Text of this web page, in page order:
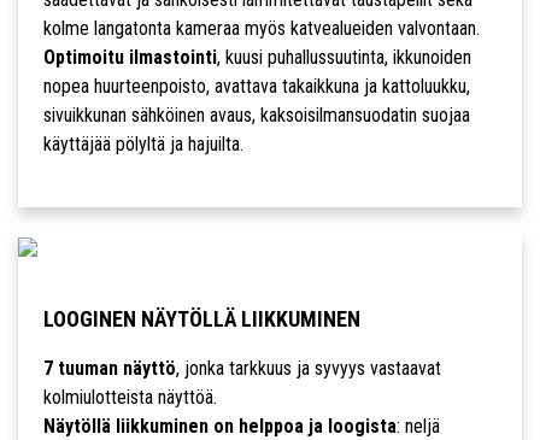
kolme langatonta kameraa myös katvealueiden valvontaan.
Optimoitu ilmastointi, kuusi puhallussuutinta, ikkunoiden
nopea huurteenpoisto, avattava takaikkuna ja kattoluukku,
sivuikkunan sähköinen avaus, kaksoisilmansuodatin suojaa
käyttäjää pölyltä ja hajuilta.
LOOGINEN NÄYTÖLLÄ LIIKKUMINEN
7 tuuman näyttö, jonka tarkkuus ja syvyys vastaavat
kolmiulotteista näyttöä.
Näytöllä liikkuminen on helppoa ja loogista: neljä